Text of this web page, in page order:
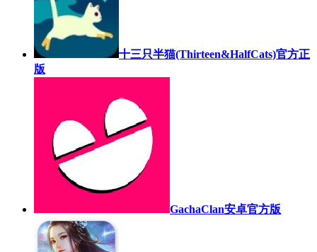
十三只半猫(Thirteen&HalfCats)官方正
版
GachaClan安卓官方版